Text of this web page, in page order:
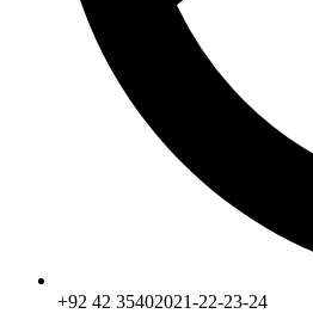
+92 42 35402021-22-23-24